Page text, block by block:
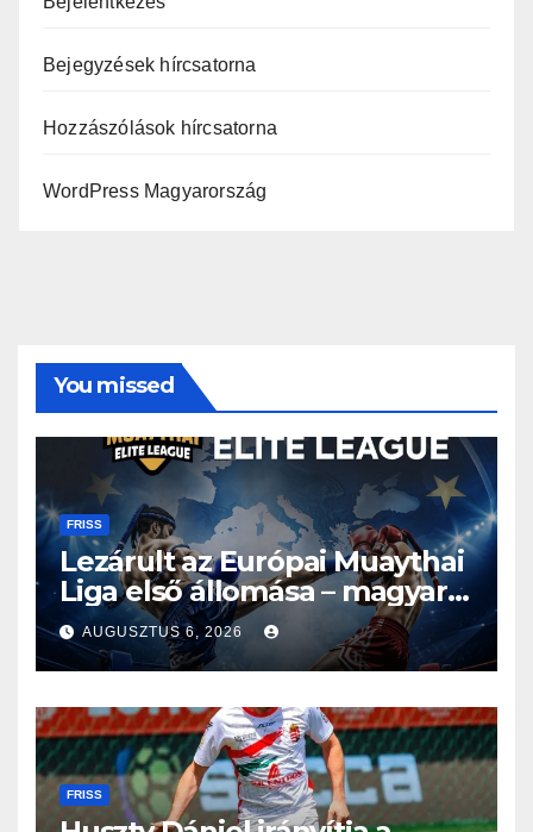
Bejegyzések hírcsatorna
Hozzászólások hírcsatorna
WordPress Magyarország
You missed
FRISS
Lezárult az Európai Muaythai
Liga első állomása – magyar
részvétellel debütált az új
sorozat
AUGUSZTUS 6, 2026
FRISS